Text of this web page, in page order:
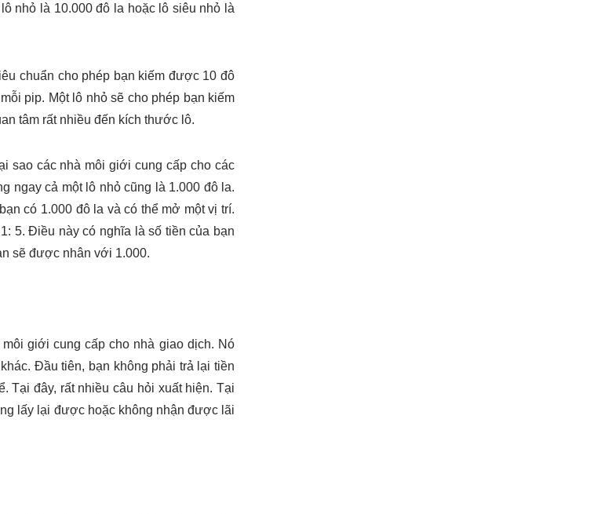
nhỏ là 10.000 đô la hoặc lô siêu nhỏ là
chuẩn cho phép bạn kiếm được 10 đô
pip. Một lô nhỏ sẽ cho phép bạn kiếm
tâm rất nhiều đến kích thước lô.
sao các nhà môi giới cung cấp cho các
ngay cả một lô nhỏ cũng là 1.000 đô la.
có 1.000 đô la và có thể mở một vị trí.
5. Điều này có nghĩa là số tiền của bạn
sẽ được nhân với 1.000.
giới cung cấp cho nhà giao dịch. Nó
Đầu tiên, bạn không phải trả lại tiền
Tại đây, rất nhiều câu hỏi xuất hiện. Tại
lấy lại được hoặc không nhận được lãi